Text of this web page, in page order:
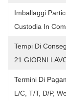
Imballaggi
Custodia In
Tempi Di
21 GIORNI
Termini Di
L/C, T/T, D/P,